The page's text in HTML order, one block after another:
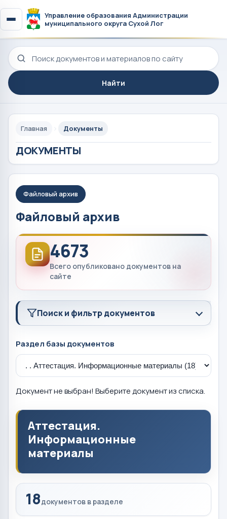
Управление образования Администрации
муниципального округа Сухой Лог
Поиск по сайту
Найти
Главная Документы
ДОКУМЕНТЫ
Файловый архив
Файловый архив
4673
Всего опубликовано документов на
сайте
Поиск и фильтр документов
Раздел базы документов
Документ не выбран! Выберите документ из списка.
Аттестация.
Информационные
материалы
18документов в разделе